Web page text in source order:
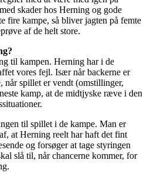
skader hos Herning og gode
fire kampe, så bliver jagten på femte
af de helt store.
til kampen. Herning har i de
vores fejl. Især når backerne er
når spillet er vendt (omstillinger,
kamp, at de midtjyske ræve i den
til spillet i de kampe. Man er
at Herning reelt har haft det fint
og forsøger at tage styringen
slå til, når chancerne kommer, for